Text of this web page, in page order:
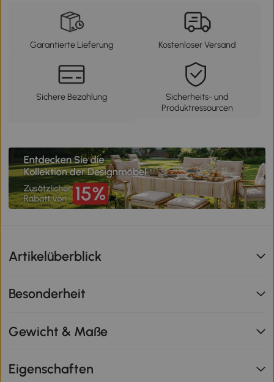
Garantierte Lieferung Kostenloser Versand
Sichere Bezahlung
Sicherheits- und
Produktressourcen
Artikelüberblick
Besonderheit
Gewicht & Maße
Eigenschaften